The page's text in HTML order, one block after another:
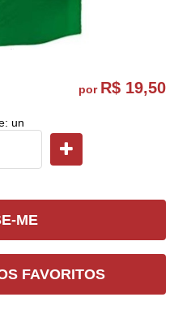
por R$ 19,50
un
ME
FAVORITOS